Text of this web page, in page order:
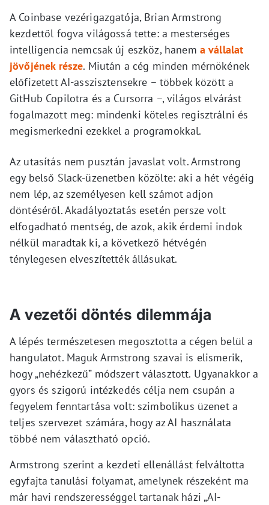
A Coinbase vezérigazgatója, Brian Armstrong
kezdettől fogva világossá tette: a mesterséges
intelligencia nemcsak új eszköz, hanem a vállalat
jövőjének része. Miután a cég minden mérnökének
előfizetett AI-asszisztensekre – többek között a
GitHub Copilotra és a Cursorra –, világos elvárást
fogalmazott meg: mindenki köteles regisztrálni és
megismerkedni ezekkel a programokkal.
Az utasítás nem pusztán javaslat volt. Armstrong
egy belső Slack-üzenetben közölte: aki a hét végéig
nem lép, az személyesen kell számot adjon
döntéséről. Akadályoztatás esetén persze volt
elfogadható mentség, de azok, akik érdemi indok
nélkül maradtak ki, a következő hétvégén
ténylegesen elveszítették állásukat.
A vezetői döntés dilemmája
A lépés természetesen megosztotta a cégen belül a
hangulatot. Maguk Armstrong szavai is elismerik,
hogy „nehézkezű” módszert választott. Ugyanakkor a
gyors és szigorú intézkedés célja nem csupán a
fegyelem fenntartása volt: szimbolikus üzenet a
teljes szervezet számára, hogy az AI használata
többé nem választható opció.
Armstrong szerint a kezdeti ellenállást felváltotta
egyfajta tanulási folyamat, amelynek részeként ma
már havi rendszerességgel tartanak házi „AI-